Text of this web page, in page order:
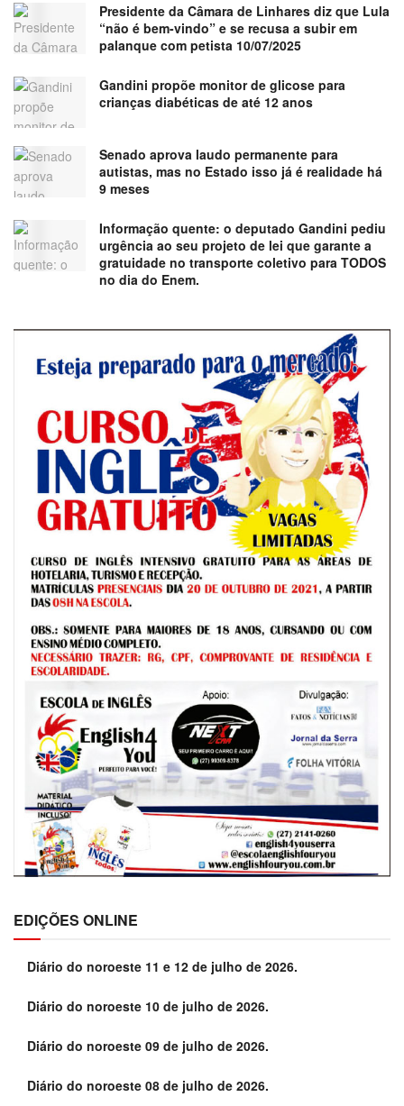
Presidente da Câmara de Linhares diz que Lula
“não é bem-vindo” e se recusa a subir em
palanque com petista 10/07/2025
Gandini propõe monitor de glicose para
crianças diabéticas de até 12 anos
Senado aprova laudo permanente para
autistas, mas no Estado isso já é realidade há
9 meses
Informação quente: o deputado Gandini pediu
urgência ao seu projeto de lei que garante a
gratuidade no transporte coletivo para TODOS
no dia do Enem.
EDIÇÕES ONLINE
Diário do noroeste 11 e 12 de julho de 2026.
Diário do noroeste 10 de julho de 2026.
Diário do noroeste 09 de julho de 2026.
Diário do noroeste 08 de julho de 2026.